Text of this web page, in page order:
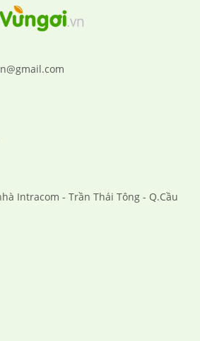
Intracom - Trần Thái Tông - Q.Cầu